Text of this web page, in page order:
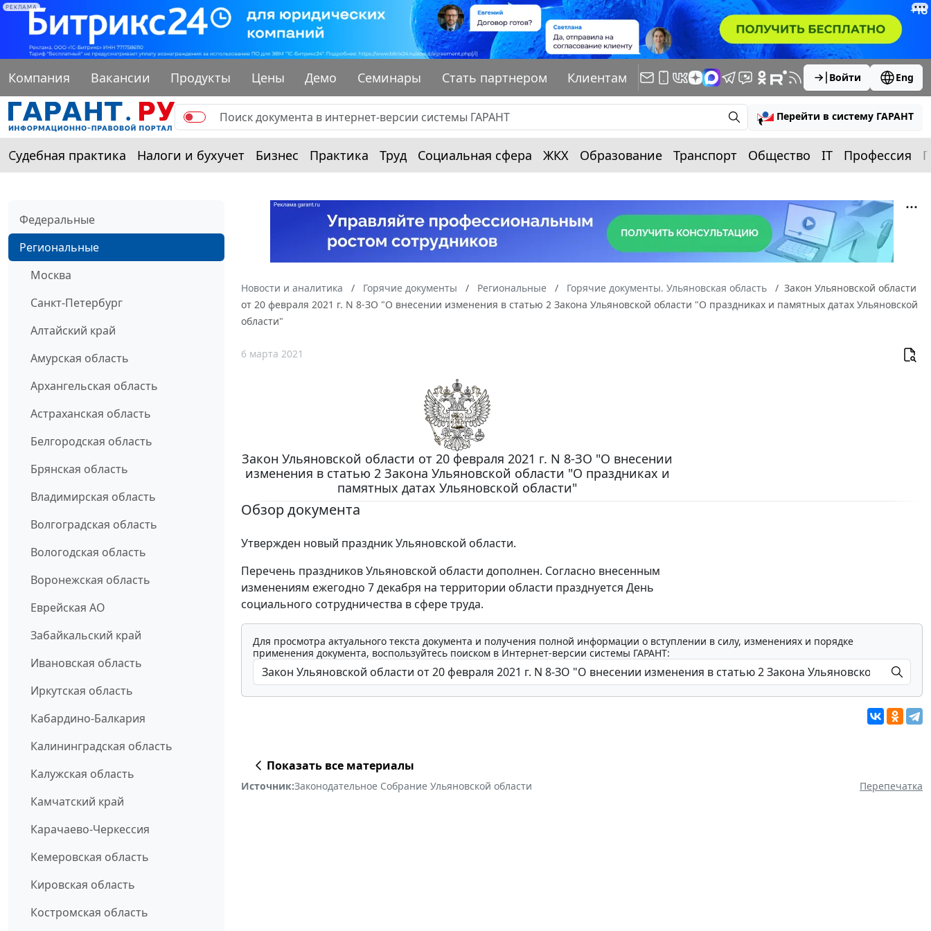
РЕКЛАМА
Компания Вакансии Продукты Цены Демо Семинары Стать партнером Клиентам Войти Eng
Перейти в систему ГАРАНТ
Судебная практика Налоги и бухучет Бизнес Практика Труд Социальная сфера ЖКХ Образование Транспорт Общество IT Профессия
Федеральные
Региональные
Москва
Санкт-Петербург
Алтайский край
Амурская область
Архангельская область
Астраханская область
Белгородская область
Брянская область
Владимирская область
Волгоградская область
Вологодская область
Воронежская область
Еврейская АО
Забайкальский край
Ивановская область
Иркутская область
Кабардино-Балкария
Калининградская область
Калужская область
Камчатский край
Карачаево-Черкессия
Кемеровская область
Кировская область
Костромская область
Новости и аналитика Горячие документы Региональные Горячие документы. Ульяновская область
Закон Ульяновской области
от 20 февраля 2021 г. N 8-ЗО "О внесении изменения в статью 2 Закона Ульяновской области "О праздниках и памятных датах Ульяновской
области"
6 марта 2021
Закон Ульяновской области от 20 февраля 2021 г. N 8-ЗО "О внесении
изменения в статью 2 Закона Ульяновской области "О праздниках и
памятных датах Ульяновской области"
Обзор документа
Утвержден новый праздник Ульяновской области.
Перечень праздников Ульяновской области дополнен. Согласно внесенным
изменениям ежегодно 7 декабря на территории области празднуется День
социального сотрудничества в сфере труда.
Для просмотра актуального текста документа и получения полной информации о вступлении в силу, изменениях и порядке
применения документа, воспользуйтесь поиском в Интернет-версии системы ГАРАНТ:
Показать все материалы
Источник:Законодательное Собрание Ульяновской области Перепечатка